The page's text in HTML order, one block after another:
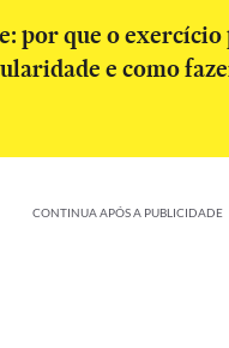
por que o exercício
e como
CONTINUA APÓS A PUBLICIDADE